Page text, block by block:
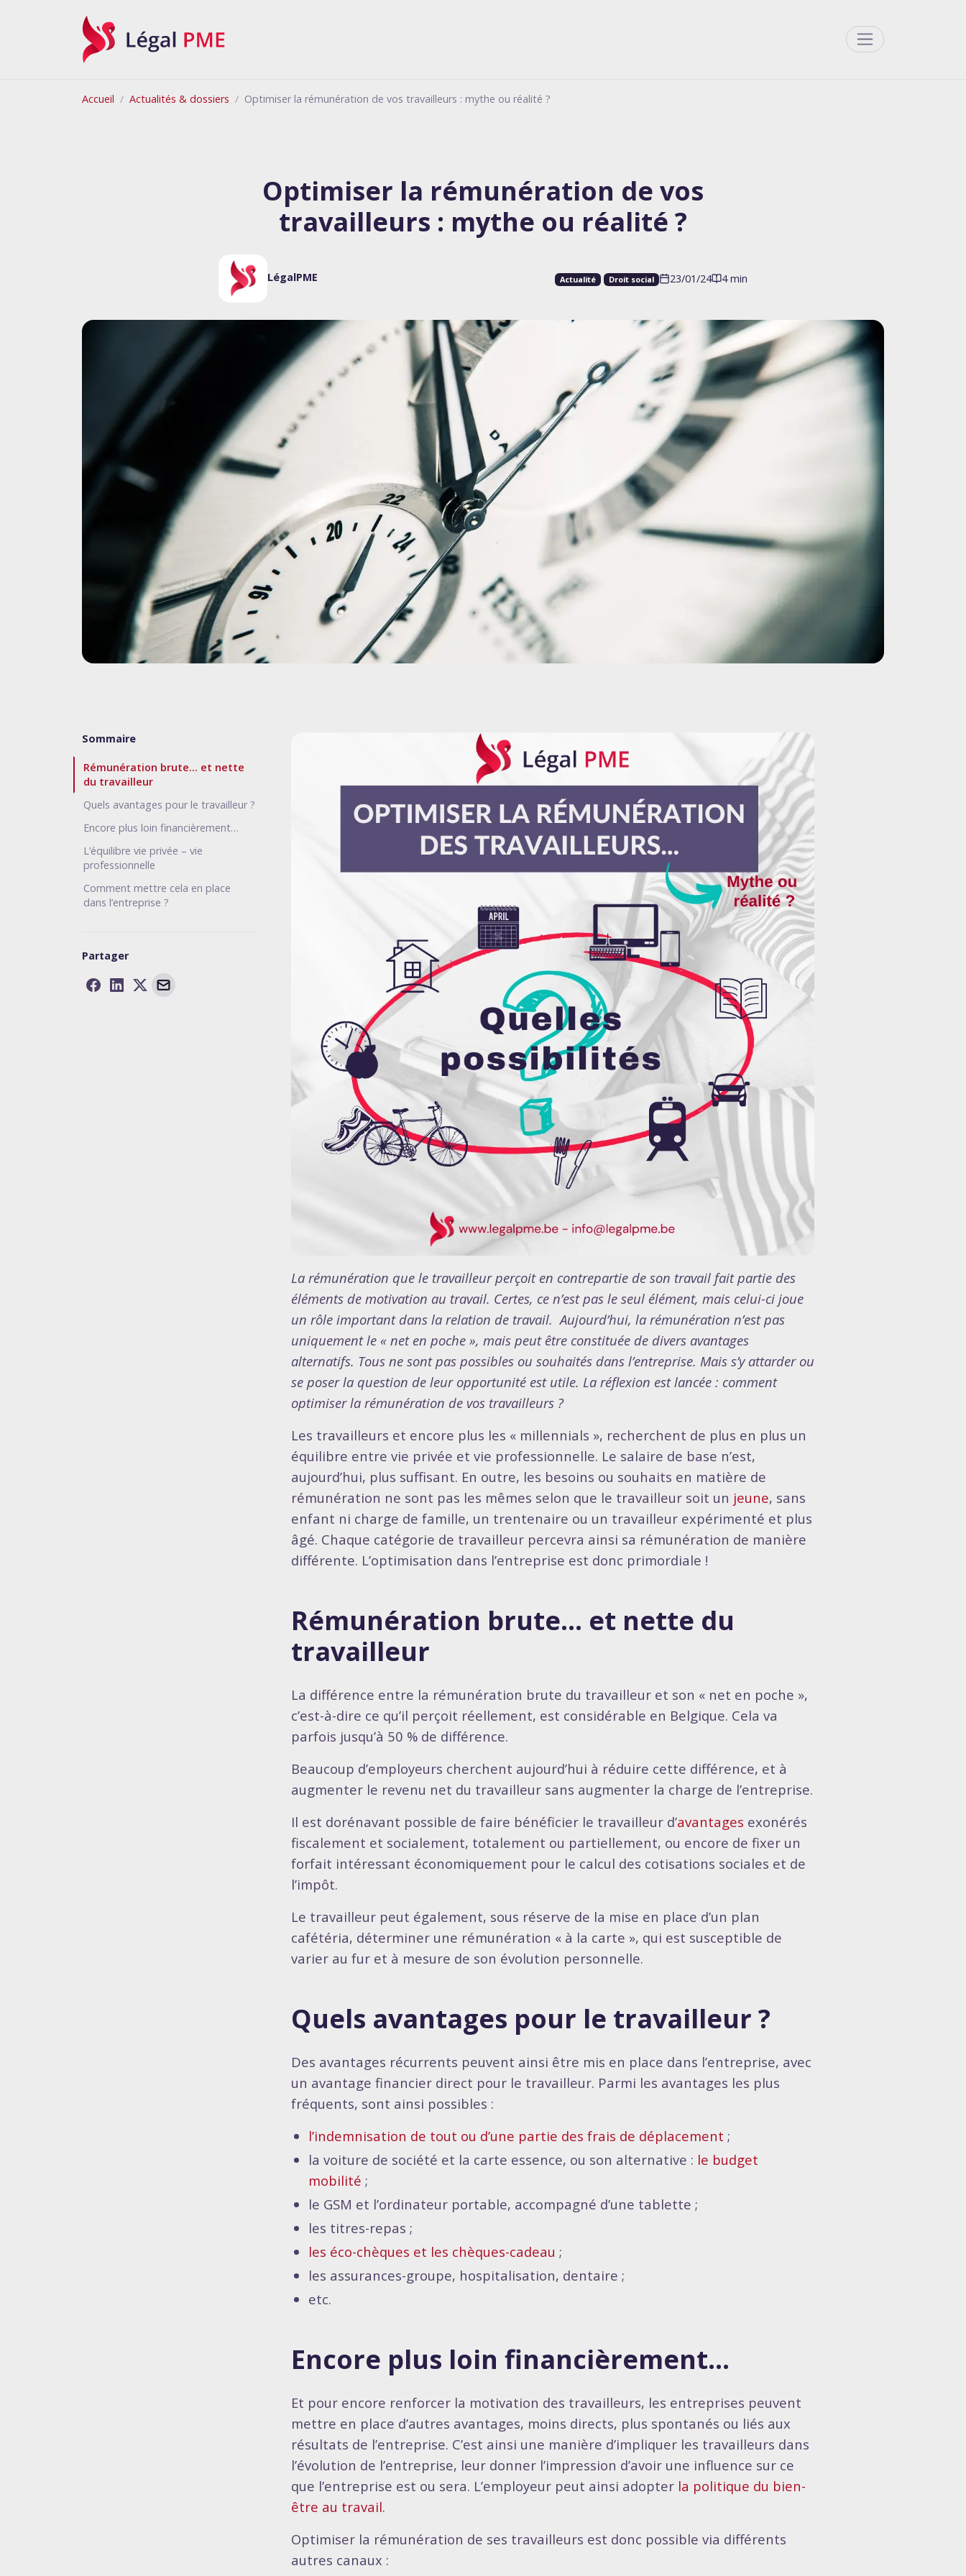
Menu
Accueil Actualités & dossiers Optimiser la rémunération de vos travailleurs : mythe ou réalité ?
Optimiser la rémunération de vos
travailleurs : mythe ou réalité ?
LégalPME Actualité Droit social 23/01/24 4 min
Sommaire
Rémunération brute… et nette
du travailleur
Quels avantages pour le travailleur ?
Encore plus loin financièrement…
L’équilibre vie privée – vie
professionnelle
Comment mettre cela en place
dans l’entreprise ?
Partager
La rémunération que le travailleur perçoit en contrepartie de son travail fait partie des
éléments de motivation au travail. Certes, ce n’est pas le seul élément, mais celui-ci joue
un rôle important dans la relation de travail. Aujourd’hui, la rémunération n’est pas
uniquement le « net en poche », mais peut être constituée de divers avantages
alternatifs. Tous ne sont pas possibles ou souhaités dans l’entreprise. Mais s’y attarder ou
se poser la question de leur opportunité est utile. La réflexion est lancée : comment
optimiser la rémunération de vos travailleurs ?
Les travailleurs et encore plus les « millennials », recherchent de plus en plus un
équilibre entre vie privée et vie professionnelle. Le salaire de base n’est,
aujourd’hui, plus suffisant. En outre, les besoins ou souhaits en matière de
rémunération ne sont pas les mêmes selon que le travailleur soit un jeune, sans
enfant ni charge de famille, un trentenaire ou un travailleur expérimenté et plus
âgé. Chaque catégorie de travailleur percevra ainsi sa rémunération de manière
différente. L’optimisation dans l’entreprise est donc primordiale !
Rémunération brute… et nette du
travailleur
La différence entre la rémunération brute du travailleur et son « net en poche »,
c’est-à-dire ce qu’il perçoit réellement, est considérable en Belgique. Cela va
parfois jusqu’à 50 % de différence.
Beaucoup d’employeurs cherchent aujourd’hui à réduire cette différence, et à
augmenter le revenu net du travailleur sans augmenter la charge de l’entreprise.
Il est dorénavant possible de faire bénéficier le travailleur d’avantages exonérés
fiscalement et socialement, totalement ou partiellement, ou encore de fixer un
forfait intéressant économiquement pour le calcul des cotisations sociales et de
l’impôt.
Le travailleur peut également, sous réserve de la mise en place d’un plan
cafétéria, déterminer une rémunération « à la carte », qui est susceptible de
varier au fur et à mesure de son évolution personnelle.
Quels avantages pour le travailleur ?
Des avantages récurrents peuvent ainsi être mis en place dans l’entreprise, avec
un avantage financier direct pour le travailleur. Parmi les avantages les plus
fréquents, sont ainsi possibles :
l’indemnisation de tout ou d’une partie des frais de déplacement ;
la voiture de société et la carte essence, ou son alternative : le budget
mobilité ;
le GSM et l’ordinateur portable, accompagné d’une tablette ;
les titres-repas ;
les éco-chèques et les chèques-cadeau ;
les assurances-groupe, hospitalisation, dentaire ;
etc.
Encore plus loin financièrement…
Et pour encore renforcer la motivation des travailleurs, les entreprises peuvent
mettre en place d’autres avantages, moins directs, plus spontanés ou liés aux
résultats de l’entreprise. C’est ainsi une manière d’impliquer les travailleurs dans
l’évolution de l’entreprise, leur donner l’impression d’avoir une influence sur ce
que l’entreprise est ou sera. L’employeur peut ainsi adopter la politique du bien-
être au travail.
Optimiser la rémunération de ses travailleurs est donc possible via différents
autres canaux :